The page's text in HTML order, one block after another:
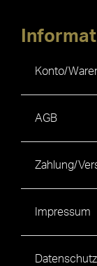
Konto/
AGB
Zahlung/
Impressum